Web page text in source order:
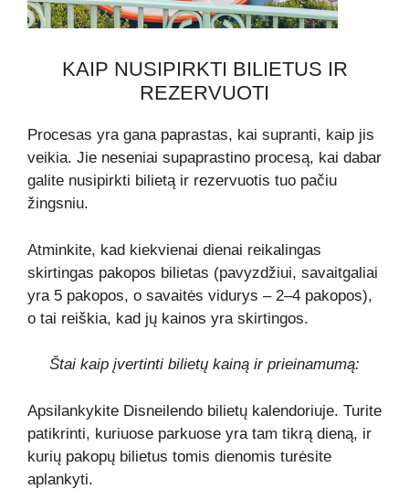
KAIP NUSIPIRKTI BILIETUS IR
REZERVUOTI
Procesas yra gana paprastas, kai supranti, kaip jis
veikia. Jie neseniai supaprastino procesą, kai dabar
galite nusipirkti bilietą ir rezervuotis tuo pačiu
žingsniu.
Atminkite, kad kiekvienai dienai reikalingas
skirtingas pakopos bilietas (pavyzdžiui, savaitgaliai
yra 5 pakopos, o savaitės vidurys – 2–4 pakopos),
o tai reiškia, kad jų kainos yra skirtingos.
Štai kaip įvertinti bilietų kainą ir prieinamumą:
Apsilankykite Disneilendo bilietų kalendoriuje. Turite
patikrinti, kuriuose parkuose yra tam tikrą dieną, ir
kurių pakopų bilietus tomis dienomis turėsite
aplankyti.